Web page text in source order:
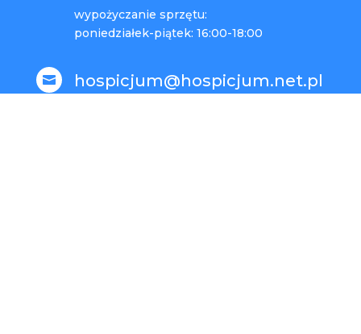
wypożyczanie sprzętu:
poniedziałek-piątek: 16:00-18:00
 hospicjum@hospicjum.net.pl